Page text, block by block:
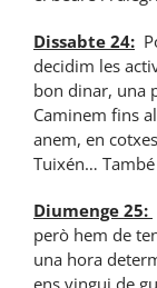
Dissabte 24:
decidim les
bon dinar, una
Caminem fins
anem, en
Tuixén…
Diumenge 25:
però hem de
una hora
ens vingui de